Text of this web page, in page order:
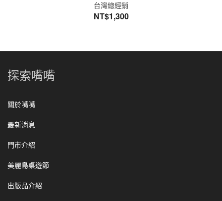
台灣總經銷
NT$1,300
探索嘴嘴
關於嘴嘴
最新消息
門市介紹
美麗島桌遊節
出版品介紹